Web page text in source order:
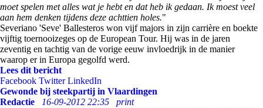
moet spelen met alles wat je hebt en dat heb ik gedaan. Ik moest veel
aan hem denken tijdens deze achttien holes."
Severiano 'Seve' Ballesteros won vijf majors in zijn carrière en boekte
vijftig toernooizeges op de European Tour. Hij was in de jaren
zeventig en tachtig van de vorige eeuw invloedrijk in de manier
waarop er in Europa gegolfd werd.
Lees dit bericht
Facebook Twitter LinkedIn
Gewonde bij steekpartij in Vlaardingen
Redactie
16-09-2012 22:35
print